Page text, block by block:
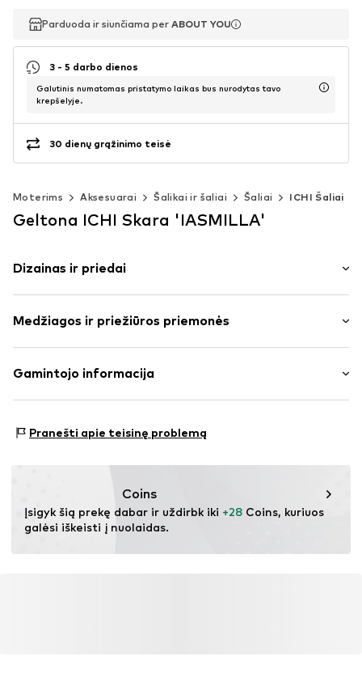
Parduoda ir siunčiama per ABOUT YOU
Parduoda ir siunčiama per ABOUT YOU
3 - 5 darbo dienos
Galutinis numatomas pristatymo laikas bus nurodytas tavo
krepšelyje.
30 dienų grąžinimo teisė
Moterims Aksesuarai Šalikai ir šaliai Šaliai ICHI Šaliai
Geltona ICHI Skara 'IASMILLA'
Dizainas ir priedai
šilkas
Dygsniuotas apvadas / kraštas
Pilnai raštuota
Medžiagos ir priežiūros priemonės
Medžiaga: 100% Šilkas
Gamintojo informacija
7100 Vejle
Pranešti apie teisinę problemą
Coins
Įsigyk šią prekę dabar ir uždirbk iki +28 Coins, kuriuos
galėsi iškeisti į nuolaidas.